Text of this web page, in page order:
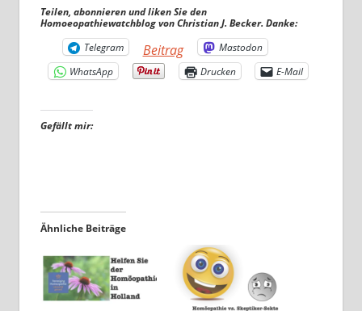
Teilen, abonnieren und liken Sie den
Homoeopathiewatchblog von Christian J. Becker. Danke:
Telegram
Beitrag
Mastodon
WhatsApp
Drucken E-Mail
Gefällt mir:
Ähnliche Beiträge